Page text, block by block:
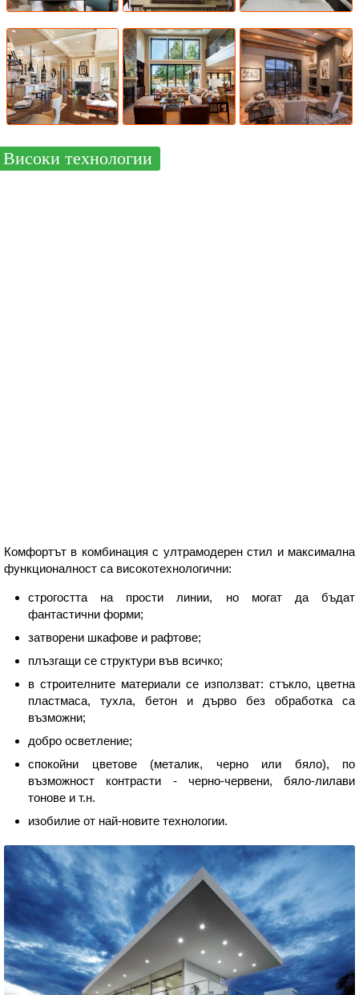
Високи технологии
Комфортът в комбинация с ултрамодерен стил и максимална
функционалност са високотехнологични:
строгостта на прости линии, но могат да бъдат
фантастични форми;
затворени шкафове и рафтове;
плъзгащи се структури във всичко;
в строителните материали се използват: стъкло, цветна
пластмаса, тухла, бетон и дърво без обработка са
възможни;
добро осветление;
спокойни цветове (металик, черно или бяло), по
възможност контрасти - черно-червени, бяло-лилави
тонове и т.н.
изобилие от най-новите технологии.